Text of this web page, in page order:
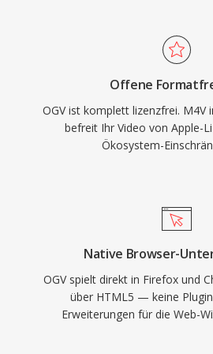
verarbeitet werden können.
als eines der ersten frei
Videoformate, die für das
Element vorgeschlagen
Chrome lieferten beide native
Unterstützung aus und
dass Web-Video ohne
Audio, Kate-Untertitel-Streams
Videolandschaft weitgehend
bleibt das Format in Linux-
Offene
OGV ist komplett lizenzfrei. M4V
befreit Ihr Video von Apple-
Ökosystem-
Native Browser-
OGV spielt direkt in Firefox und
über HTML5 — keine
Erweiterungen für die Web-